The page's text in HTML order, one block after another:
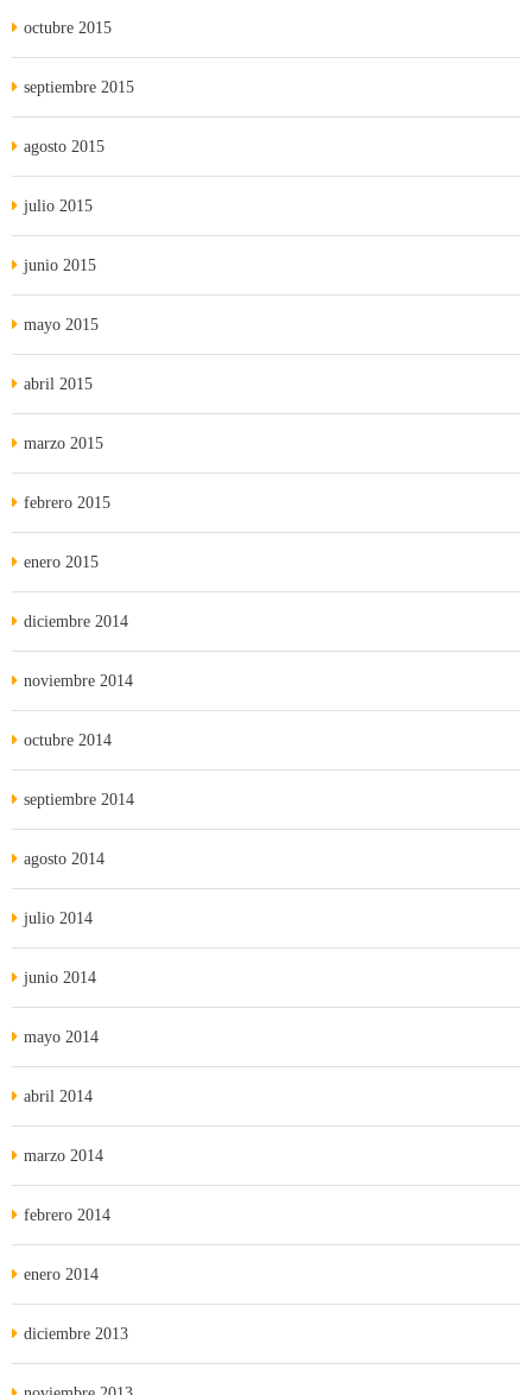
octubre 2015
septiembre 2015
agosto 2015
julio 2015
junio 2015
mayo 2015
abril 2015
marzo 2015
febrero 2015
enero 2015
diciembre 2014
noviembre 2014
octubre 2014
septiembre 2014
agosto 2014
julio 2014
junio 2014
mayo 2014
abril 2014
marzo 2014
febrero 2014
enero 2014
diciembre 2013